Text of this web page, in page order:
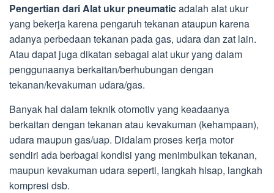
Pengertian dari Alat ukur pneumaticadalah alat ukur
yang bekerja karena pengaruh tekanan ataupun karena
adanya perbedaan tekanan pada gas, udara dan zat lain.
Atau dapat juga dikatan sebagai alat ukur yang dalam
penggunaanya berkaitan/berhubungan dengan
tekanan/kevakuman udara/gas.
Banyak hal dalam teknik otomotiv yang keadaanya
berkaitan dengan tekanan atau kevakuman (kehampaan),
udara maupun gas/uap. Didalam proses kerja motor
sendiri ada berbagai kondisi yang menimbulkan tekanan,
maupun kevakuman udara seperti, langkah hisap, langkah
kompresi dsb.